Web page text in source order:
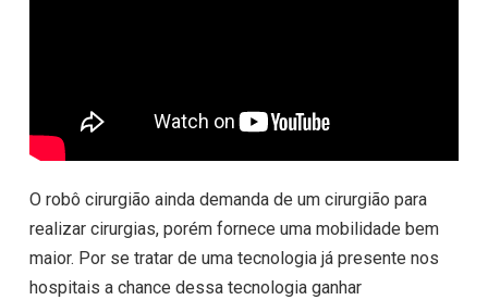
O robô cirurgião ainda demanda de um cirurgião para
realizar cirurgias, porém fornece uma mobilidade bem
maior. Por se tratar de uma tecnologia já presente nos
hospitais a chance dessa tecnologia ganhar